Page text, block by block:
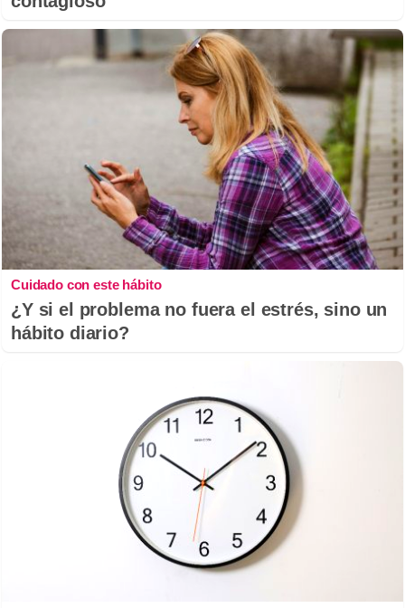
Cuidado con este hábito
¿Y si el problema no fuera el estrés, sino un
hábito diario?